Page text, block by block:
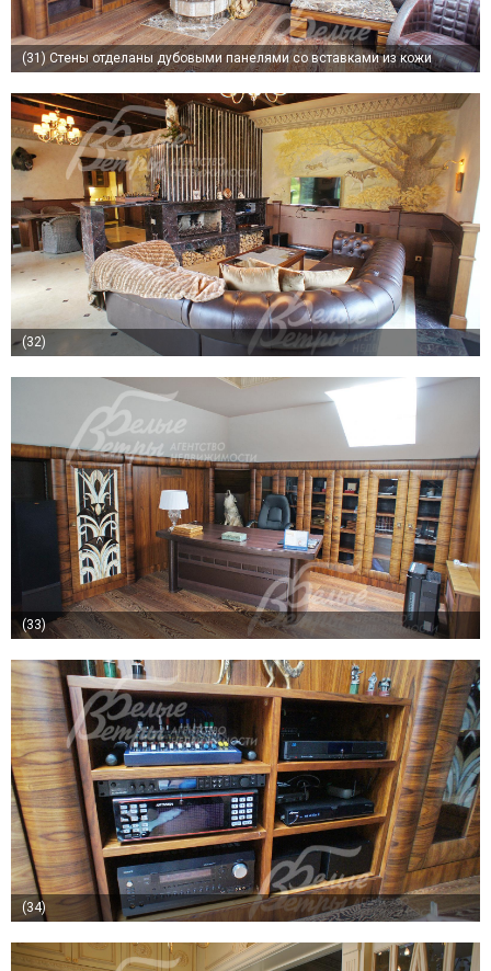
(31) Стены отделаны дубовыми панелями со вставками из кожи
(32)
(33)
(34)